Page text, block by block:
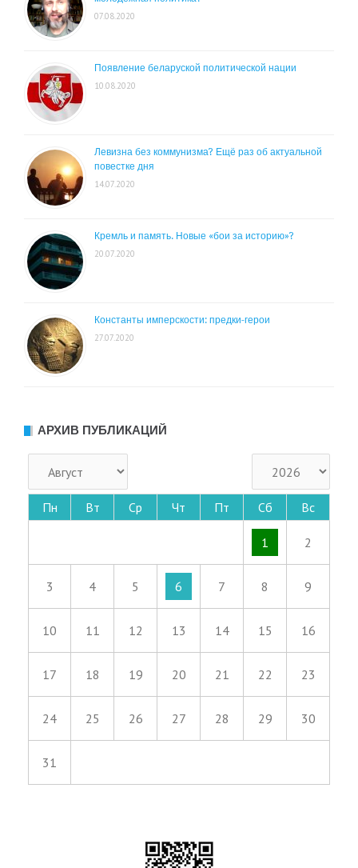
07.08.2020
Появление беларуской политической нации
10.08.2020
Левизна без коммунизма? Ещё раз об актуальной
повестке дня
14.07.2020
Кремль и память. Новые «бои за историю»?
20.07.2020
Константы имперскости: предки-герои
27.07.2020
АРХИВ ПУБЛИКАЦИЙ
Пн Вт Ср Чт Пт Сб Вс
1 2
3 4 5 6 7 8 9
10 11 12 13 14 15 16
17 18 19 20 21 22 23
24 25 26 27 28 29 30
31